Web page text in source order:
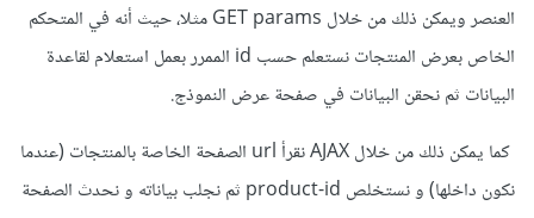
العنصر ويمكن ذلك من خلال GET params مثلا، حيث أنه في المتحكم
الخاص بعرض المنتجات نستعلم حسب id الممرر بعمل استعلام لقاعدة
البيانات ثم نحقن البيانات في صفحة عرض النموذج.
كما يمكن ذلك من خلال AJAX نقرأ url الصفحة الخاصة بالمنتجات (عندما
نكون داخلها) و نستخلص product-id ثم نجلب بياناته و نحدث الصفحة